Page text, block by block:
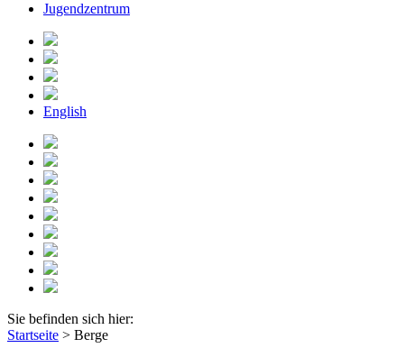
Jugendzentrum
English
Sie befinden sich hier:
Startseite > Berge